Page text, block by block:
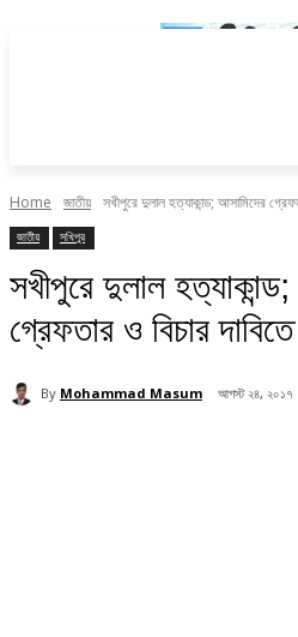
Home জাতীয় সখীপুরে দুলাল হত্যাকান্ড; আসামিদের
জাতীয় সখিপুর
সখীপুরে দুলাল
গ্রেফতার ও বিচার
By Mohammad Masum আগস্ট ২৪, ২০১৭